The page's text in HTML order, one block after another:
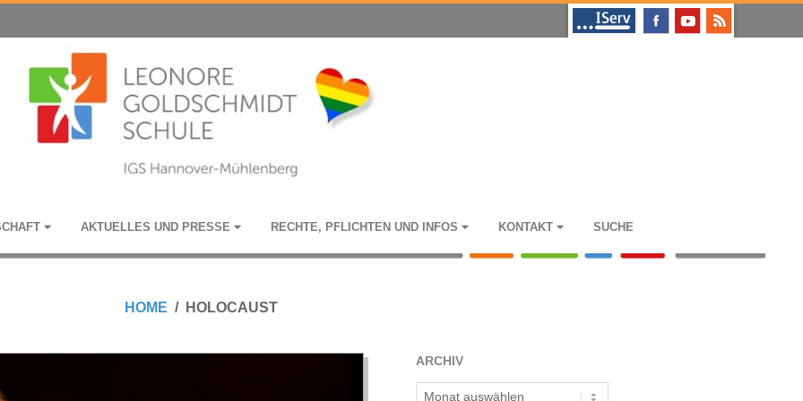
AKTU­EL­LES UND PRESSE RECHTE, PFLICH­TEN UND INFOS KON­TAKT SUCHE
HOME HOLOCAUST
ARCHIV
Archiv